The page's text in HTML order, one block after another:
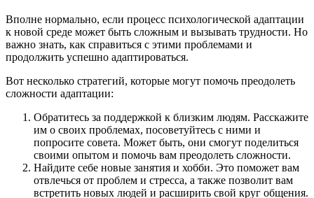
Вполне нормально, если процесс психологической адаптации
к новой среде может быть сложным и вызывать трудности. Но
важно знать, как справиться с этими проблемами и
продолжить успешно адаптироваться.
Вот несколько стратегий, которые могут помочь преодолеть
сложности адаптации:
Обратитесь за поддержкой к близким людям. Расскажите
им о своих проблемах, посоветуйтесь с ними и
попросите совета. Может быть, они смогут поделиться
своими опытом и помочь вам преодолеть сложности.
Найдите себе новые занятия и хобби. Это поможет вам
отвлечься от проблем и стресса, а также позволит вам
встретить новых людей и расширить свой круг общения.